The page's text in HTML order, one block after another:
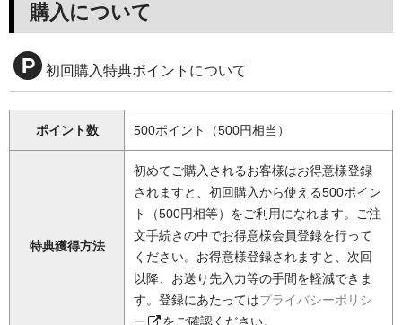
購入について
初回購入特典ポイントについて
ポイント数 500ポイント（500円相当）
特典獲得方法
初めてご購入されるお客様はお得意様登録
されますと、初回購入から使える500ポイン
ト（500円相等）をご利用になれます。ご注
文手続きの中でお得意様会員登録を行って
ください。お得意様登録されますと、次回
以降、お送り先入力等の手間を軽減できま
す。登録にあたってはプライバシーポリシ
ー
をご確認ください。